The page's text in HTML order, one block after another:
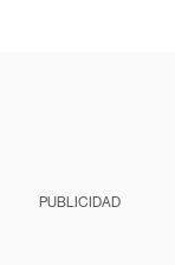
PUBLICIDAD